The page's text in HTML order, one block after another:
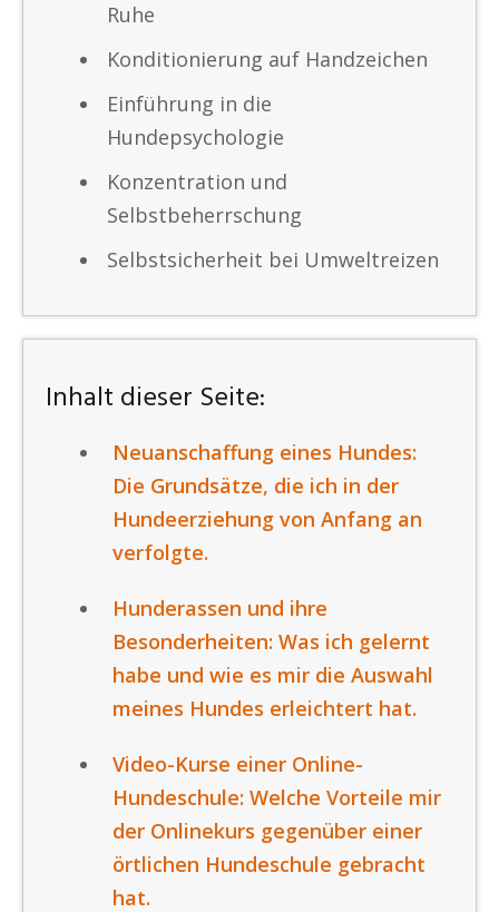
Ruhe
Konditionierung auf Handzeichen
Einführung in die
Hundepsychologie
Konzentration und
Selbstbeherrschung
Selbstsicherheit bei Umweltreizen
Inhalt dieser Seite:
Neuanschaffung eines Hundes:
Die Grundsätze, die ich in der
Hundeerziehung von Anfang an
verfolgte.
Hunderassen und ihre
Besonderheiten: Was ich gelernt
habe und wie es mir die Auswahl
meines Hundes erleichtert hat.
Video-Kurse einer Online-
Hundeschule: Welche Vorteile mir
der Onlinekurs gegenüber einer
örtlichen Hundeschule gebracht
hat.